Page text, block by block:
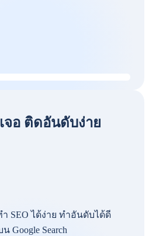
จอ ติดอันดับง่าย
SEO ได้ง่าย ทำอันดับได้ดี
น Google Search